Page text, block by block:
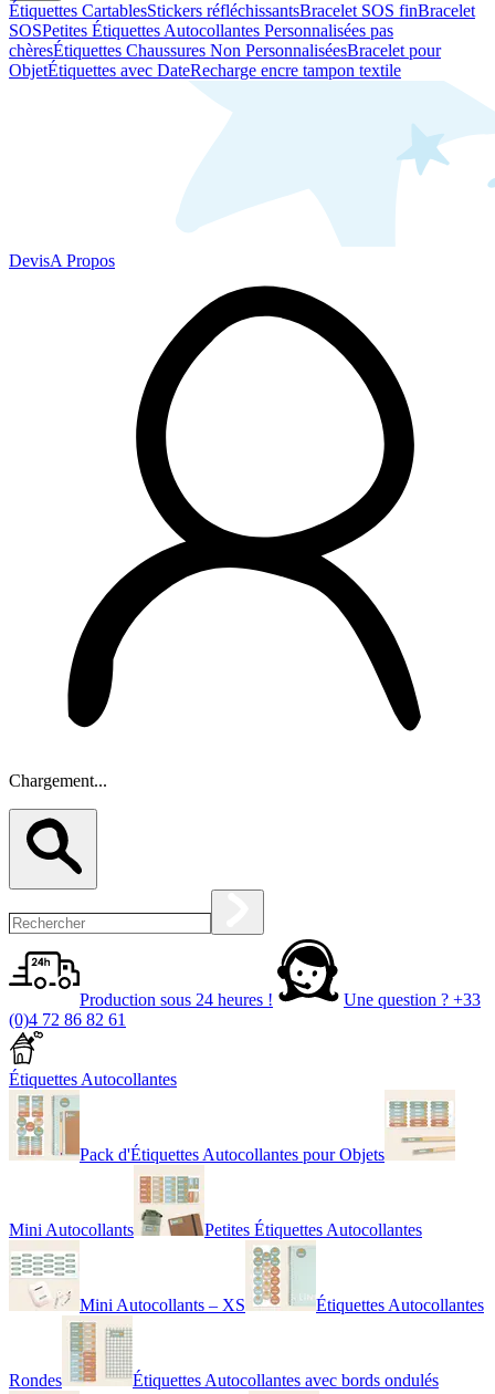
Étiquettes CartablesStickers réfléchissantsBracelet SOS finBracelet
SOSPetites Étiquettes Autocollantes Personnalisées pas
chèresÉtiquettes Chaussures Non PersonnaliséesBracelet pour
ObjetÉtiquettes avec DateRecharge encre tampon textile
DevisA Propos
Chargement...
Production sous 24 heures ! Une question ? +33
(0)4 72 86 82 61
Étiquettes Autocollantes
Pack d'Étiquettes Autocollantes pour Objets
Mini Autocollants Petites Étiquettes Autocollantes
Mini Autocollants – XS Étiquettes Autocollantes
Rondes Étiquettes Autocollantes avec bords ondulés